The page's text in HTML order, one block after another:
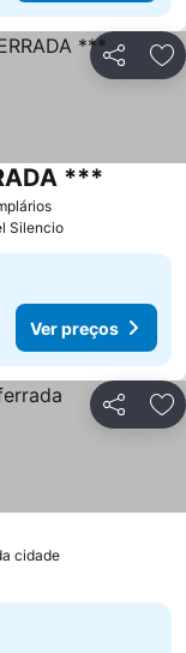
Partilhar
***
Silencio
Ver preços
Partilhar
cidade